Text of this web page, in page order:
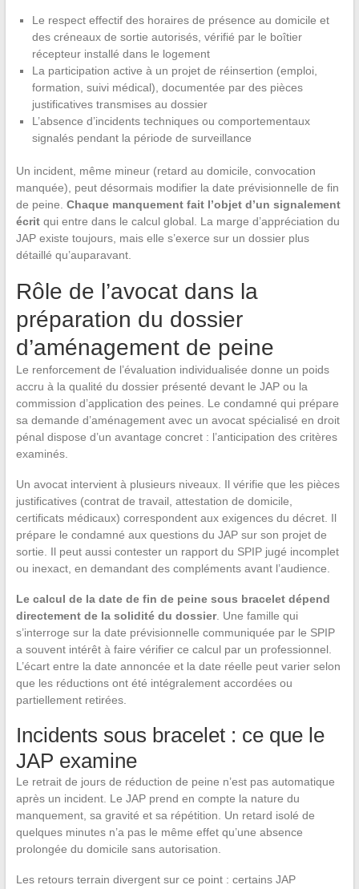
Le respect effectif des horaires de présence au domicile et
des créneaux de sortie autorisés, vérifié par le boîtier
récepteur installé dans le logement
La participation active à un projet de réinsertion (emploi,
formation, suivi médical), documentée par des pièces
justificatives transmises au dossier
L’absence d’incidents techniques ou comportementaux
signalés pendant la période de surveillance
Un incident, même mineur (retard au domicile, convocation
manquée), peut désormais modifier la date prévisionnelle de fin
de peine. Chaque manquement fait l’objet d’un signalement
écritqui entre dans le calcul global. La marge d’appréciation du
JAP existe toujours, mais elle s’exerce sur un dossier plus
détaillé qu’auparavant.
Rôle de l’avocat dans la
préparation du dossier
d’aménagement de peine
Le renforcement de l’évaluation individualisée donne un poids
accru à la qualité du dossier présenté devant le JAP ou la
commission d’application des peines. Le condamné qui prépare
sa demande d’aménagement avec un avocat spécialisé en droit
pénal dispose d’un avantage concret : l’anticipation des critères
examinés.
Un avocat intervient à plusieurs niveaux. Il vérifie que les pièces
justificatives (contrat de travail, attestation de domicile,
certificats médicaux) correspondent aux exigences du décret. Il
prépare le condamné aux questions du JAP sur son projet de
sortie. Il peut aussi contester un rapport du SPIP jugé incomplet
ou inexact, en demandant des compléments avant l’audience.
Le calcul de la date de fin de peine sous bracelet dépend
directement de la solidité du dossier. Une famille qui
s’interroge sur la date prévisionnelle communiquée par le SPIP
a souvent intérêt à faire vérifier ce calcul par un professionnel.
L’écart entre la date annoncée et la date réelle peut varier selon
que les réductions ont été intégralement accordées ou
partiellement retirées.
Incidents sous bracelet : ce que le
JAP examine
Le retrait de jours de réduction de peine n’est pas automatique
après un incident. Le JAP prend en compte la nature du
manquement, sa gravité et sa répétition. Un retard isolé de
quelques minutes n’a pas le même effet qu’une absence
prolongée du domicile sans autorisation.
Les retours terrain divergent sur ce point : certains JAP